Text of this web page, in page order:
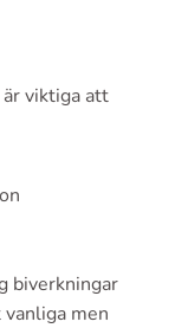
viktiga att
biverkningar
men